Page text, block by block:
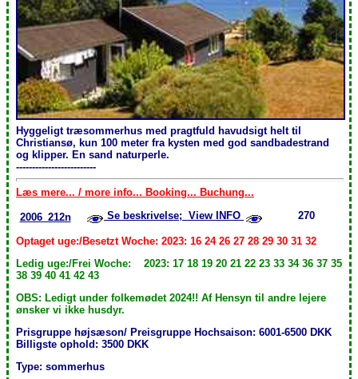
Hyggeligt træsommerhus med pragtfuld havudsigt helt til
Christiansø, kun 100 meter fra kysten med god sandbadestrand
og klipper. En sand naturperle.
-------------------------
Læs mere... / more info... Booking... Buchung...
2006_212n Se beskrivelse; View INFO 270
Optaget uge:/Besetzt Woche: 2023: 16 24 26 27 28 29 30 31 32
Ledig uge:/Frei Woche: 2023: 17 18 19 20 21 22 23 33 34 36 37 35
38 39 40 41 42 43
OBS: Ledigt under folkemødet 2024!! Af Hensyn til andre lejere
ønsker vi ikke husdyr.
Prisgruppe højsæson/ Preisgruppe Hochsaison: 6001-6500 DKK
Billigste ophold: 3500 DKK
Type: sommerhus